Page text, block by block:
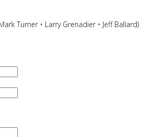
Turner • Larry Grenadier • Jeff Ballard)